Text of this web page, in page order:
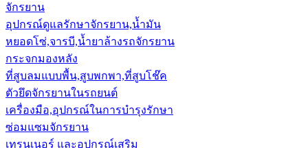
จักรยาน
อุปกรณ์ดูแลรักษาจักรยาน,น้ำมัน
หยอดโซ่,จารบี,น้ำยาล้างรถจักรยาน
กระจกมองหลัง
ที่สูบลมแบบพื้น,สูบพกพา,ที่สูบโช๊ค
ตัวยึดจักรยานในรถยนต์
เครื่องมือ,อุปกรณ์ในการบำรุงรักษา
ซ่อมแซมจักรยาน
เทรนเนอร์ และอุปกรณ์เสริม